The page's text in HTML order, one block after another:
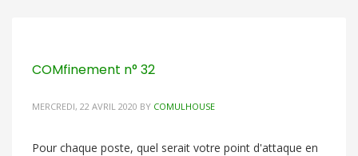
COMfinement n° 32
MERCREDI, 22 AVRIL 2020 BY COMULHOUSE
Pour chaque poste, quel serait votre point d'attaque en